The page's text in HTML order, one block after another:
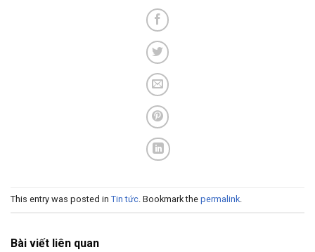
This entry was posted in Tin tức . Bookmark the permalink
Bài viết liên quan